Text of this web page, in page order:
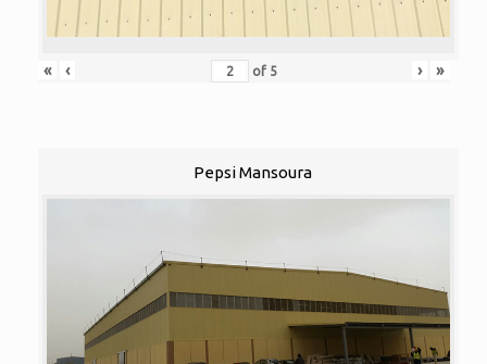
« ‹ of 5 › »
Pepsi Mansoura